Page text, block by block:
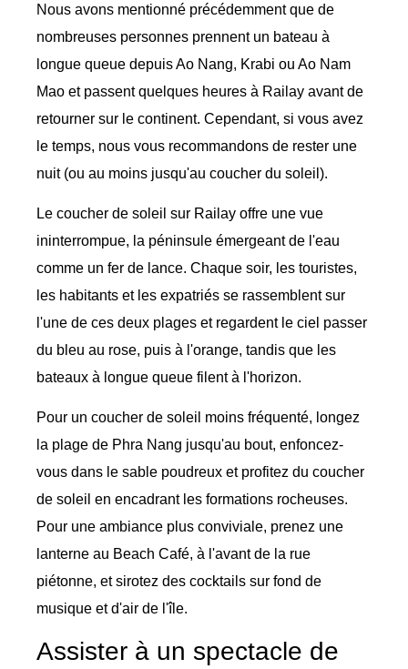
Nous avons mentionné précédemment que de
nombreuses personnes prennent un bateau à
longue queue depuis Ao Nang, Krabi ou Ao Nam
Mao et passent quelques heures à Railay avant de
retourner sur le continent. Cependant, si vous avez
le temps, nous vous recommandons de rester une
nuit (ou au moins jusqu'au coucher du soleil).
Le coucher de soleil sur Railay offre une vue
ininterrompue, la péninsule émergeant de l'eau
comme un fer de lance. Chaque soir, les touristes,
les habitants et les expatriés se rassemblent sur
l'une de ces deux plages et regardent le ciel passer
du bleu au rose, puis à l'orange, tandis que les
bateaux à longue queue filent à l'horizon.
Pour un coucher de soleil moins fréquenté, longez
la plage de Phra Nang jusqu'au bout, enfoncez-
vous dans le sable poudreux et profitez du coucher
de soleil en encadrant les formations rocheuses.
Pour une ambiance plus conviviale, prenez une
lanterne au Beach Café, à l'avant de la rue
piétonne, et sirotez des cocktails sur fond de
musique et d'air de l'île.
Assister à un spectacle de